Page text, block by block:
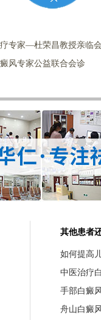
专家—杜荣昌教授亲临
风专家公益联合会诊
其他患者
如何提高
中医治疗
手部白癜
舟山白癜